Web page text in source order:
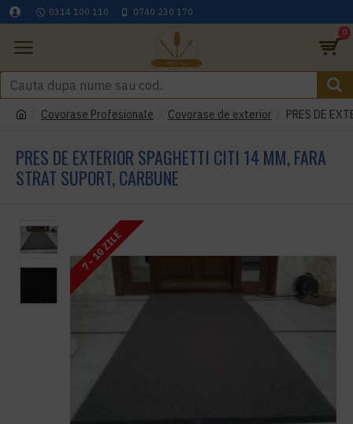
0314 100 110 0740 230 170
0
Covorase Profesionale Covorase de exterior PRES DE
PRES DE EXTERIOR SPAGHETTI CITI 14 MM, FARA
STRAT SUPORT, CARBUNE
7 - 10 ZILE